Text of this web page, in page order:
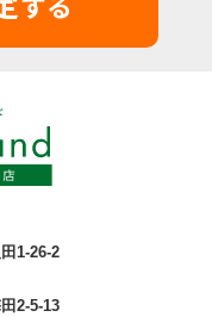
1-26-2
2-5-13